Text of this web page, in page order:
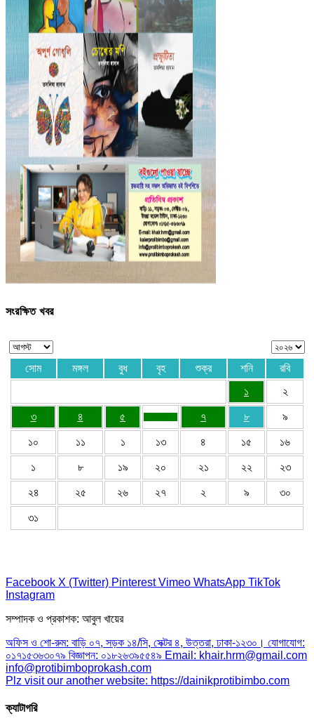
সংরক্ষিত খবর
সোম মঙ্গল বুধ বৃহ শুক্র শনি
রবি
১
২
৩ ৪ ৫ ৭ ৮ ৯
১০ ১১ ১ ১৩ ৪ ১৫ ১৬
১ ৮ ১৯ ২০ ২১ ২২ ২৩
২৪ ২৫ ২৬ ২৭ ২ ৯ ৩০
৩১
Facebook X (Twitter) Pinterest Vimeo WhatsApp TikTok
Instagram
সম্পাদক ও প্রকাশক: আবুল খায়ের
অফিস ও শো-রুম: বাড়ি ০৭, সড়ক ১৪/সি, সেক্টর ৪, উত্তরা, ঢাকা-১২৩০। যোগাযোগ:
০১৭১৫৩৬৩০৭৯ বিজ্ঞাপন: ০১৮২৬৩৯৫৫৪৯ Email: khair.hrm@gmail.com
info@protibimboprokash.com
Plz visit our another website: https://dainikprotibimbo.com
ক্যাটাগরি